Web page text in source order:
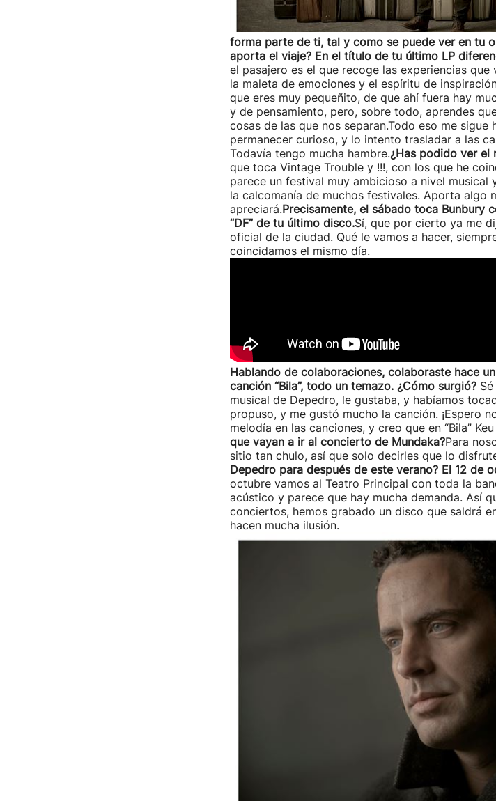
forma parte de ti, tal y como se puede ver en tu
aporta el viaje? En el título de tu último LP
el pasajero es el que recoge las experiencias
la maleta de emociones y el espíritu de
que eres muy pequeñito, de que ahí fuera hay
y de pensamiento, pero, sobre todo, aprendes
cosas de las que nos separan.Todo eso me
permanecer curioso, y lo intento trasladar a las
Todavía tengo mucha hambre.¿Has podido ver el
que toca Vintage Trouble y !!!, con los que he
parece un festival muy ambicioso a nivel
la calcomanía de muchos festivales. Aporta algo
apreciará.Precisamente, el sábado toca Bunbury
“DF” de tu último disco.Sí, que por cierto ya me
oficial de la ciudad. Qué le vamos a hacer,
coincidamos el mismo día.
Hablando de colaboraciones, colaboraste hace
canción “Bila”, todo un temazo. ¿Cómo surgió?
musical de Depedro, le gustaba, y habíamos
propuso, y me gustó mucho la canción. ¡Espero
melodía en las canciones, y creo que en “Bila”
que vayan a ir al concierto de Mundaka?Para
sitio tan chulo, así que solo decirles que lo
Depedro para después de este verano? El 12 de
octubre vamos al Teatro Principal con toda la
acústico y parece que hay mucha demanda. Así
conciertos, hemos grabado un disco que saldrá
hacen mucha ilusión.